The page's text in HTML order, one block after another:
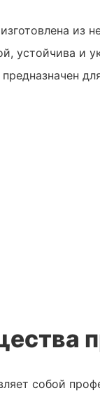
​​из
устойчива и
собой